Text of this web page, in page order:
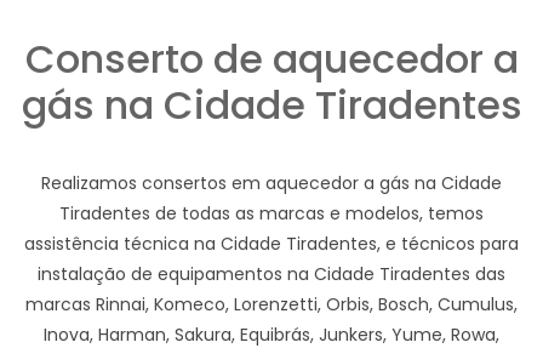
Conserto de aquecedor a
gás na Cidade Tiradentes
Realizamos consertos em aquecedor a gás na Cidade
Tiradentes de todas as marcas e modelos, temos
assistência técnica na Cidade Tiradentes, e técnicos para
instalação de equipamentos na Cidade Tiradentes das
marcas Rinnai, Komeco, Lorenzetti, Orbis, Bosch, Cumulus,
Inova, Harman, Sakura, Equibrás, Junkers, Yume, Rowa,